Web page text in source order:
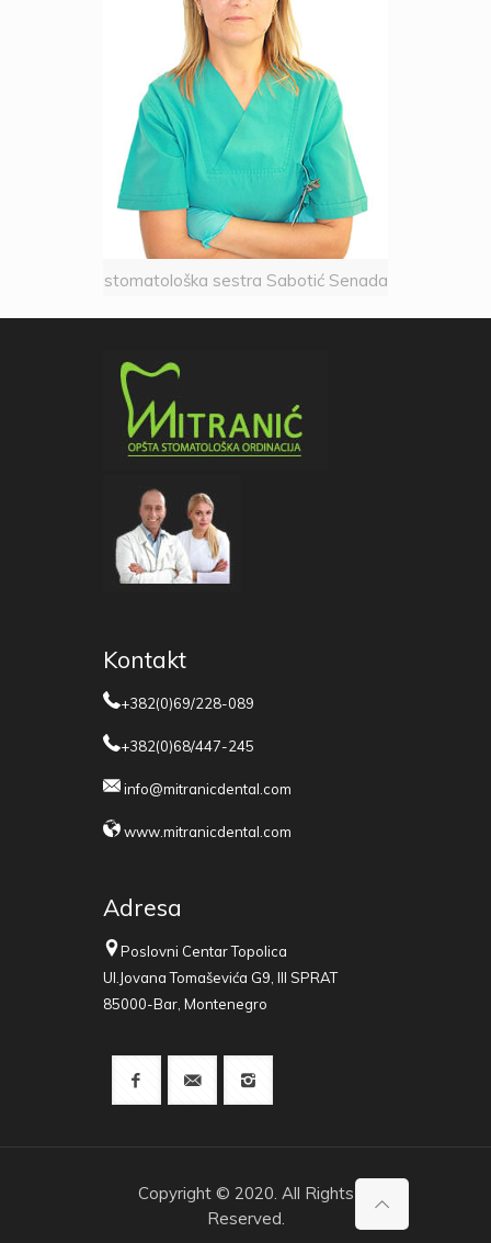
stomatološka sestra Sabotić Senada
Kontakt
+382(0)69/228-089
+382(0)68/447-245
info@mitranicdental.com
www.mitranicdental.com
Adresa
Poslovni Centar Topolica
Ul.Jovana Tomaševića G9, III SPRAT
85000-Bar, Montenegro
Copyright © 2020. All Rights
Reserved.